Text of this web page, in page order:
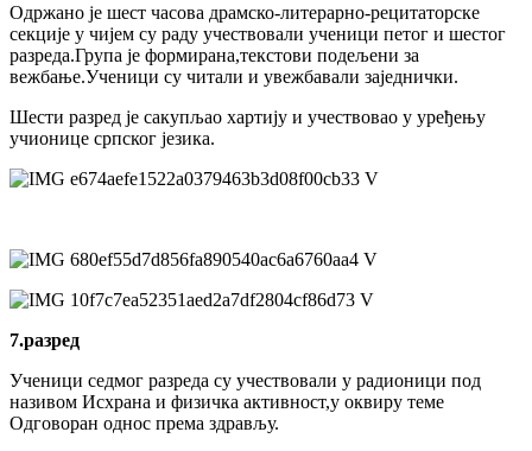
Одржано је шест часова драмско-литерарно-рецитаторске
секције у чијем су раду учествовали ученици петог и шестог
разреда.Група је формирана,текстови подељени за
вежбање.Ученици су читали и увежбавали заједнички.
Шести разред је сакупљао хартију и учествовао у уређењу
учионице српског језика.
7.разред
Ученици седмог разреда су учествовали у радионици под
називом Исхрана и физичка активност,у оквиру теме
Одговоран однос према здрављу.